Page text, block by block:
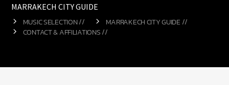
MARRAKECH CITY GUIDE
MUSIC SELECTION //
MARRAKECH CITY GUIDE //
CONTACT & AFFILIATIONS //